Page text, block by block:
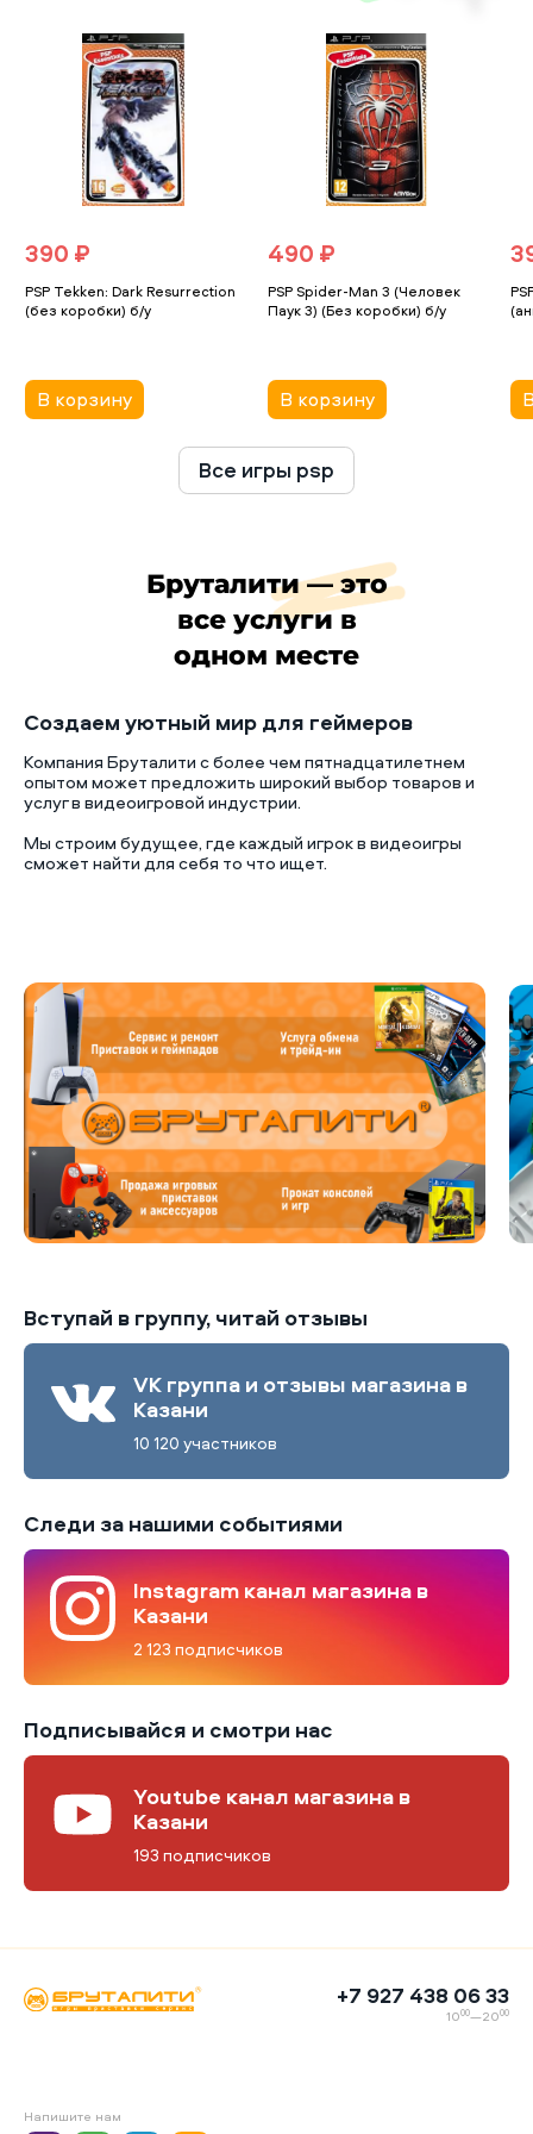
390 ₽
PSP Tekken: Dark Resurrection
(без коробки) б/у
В корзину
490 ₽
PSP Spider-Man 3 (Человек
Паук 3) (Без коробки) б/у
В корзину
Все игры psp
Бруталити — это
все услуги в
одном месте
Создаем уютный мир для геймеров
Компания Бруталити с более чем пятнадцатилетнем
опытом может предложить широкий выбор товаров и
услуг в видеоигровой индустрии.
Мы строим будущее, где каждый игрок в видеоигры
сможет найти для себя то что ищет.
Вступай в группу, читай отзывы
VK группа и отзывы магазина в
Казани
10 120 участников
Следи за нашими событиями
Instagram канал магазина в
Казани
2 123 подписчиков
Подписывайся и смотри нас
Youtube канал магазина в
Казани
193 подписчиков
+7 927 438 06 33
1000—2000
Напишите нам